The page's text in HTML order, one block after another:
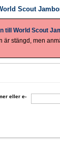
Scout
till World Scout
är stängd, men
eller e-